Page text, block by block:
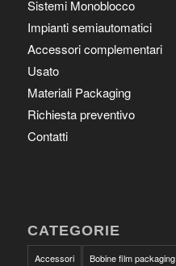
Sistemi Monoblocco
Impianti semiautomatici
Accessori complementari
Usato
Materiali Packaging
Richiesta preventivo
Contatti
CATEGORIE
Accessori Bobine film packaging